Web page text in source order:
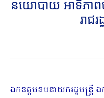
នយោបាយ អាទិភាព
រាជ
ឯកឧត្តមឧបនាយករដ្ឋមន្រ្តី